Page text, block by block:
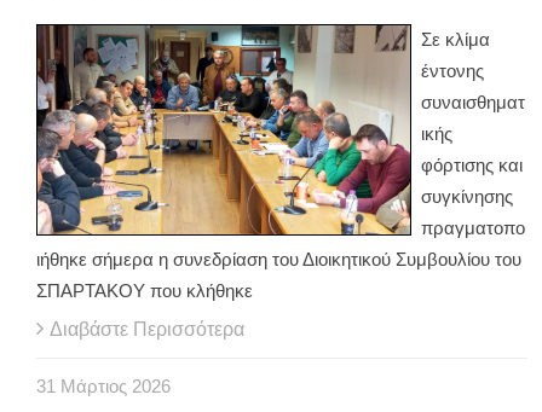
Σε κλίμα
έντονης
συναισθηματ
ικής
φόρτισης και
συγκίνησης
πραγματοπο
ιήθηκε σήμερα η συνεδρίαση του Διοικητικού Συμβουλίου του
ΣΠΑΡΤΑΚΟΥ που κλήθηκε
Διαβάστε Περισσότερα
31 Μάρτιος 2026